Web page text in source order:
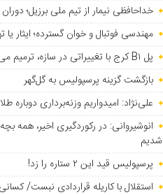
خداحافظی نیمار از تیم ملی برزیل؛
مهندسی فوتبال و خوان گسترده؛ ایثار یا
پل B۱ کرج با تغییراتی در سازه، ترمیم می‌شود
بازگشت گزینه پرسپولیس به ‌گل‌گهر
علی‌نژاد: امیدواریم وزنه‌برداری دوباره
انوشیروانی: در رکوردگیری اخیر، همه
شدیم
پرسپولیس قید این ۲ ستاره را زد!
استقلال با کاریله قراردادی نبست/